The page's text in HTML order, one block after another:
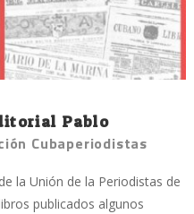
Pablo
Cubaperiodistas
la Unión de la Periodistas de
publicados algunos